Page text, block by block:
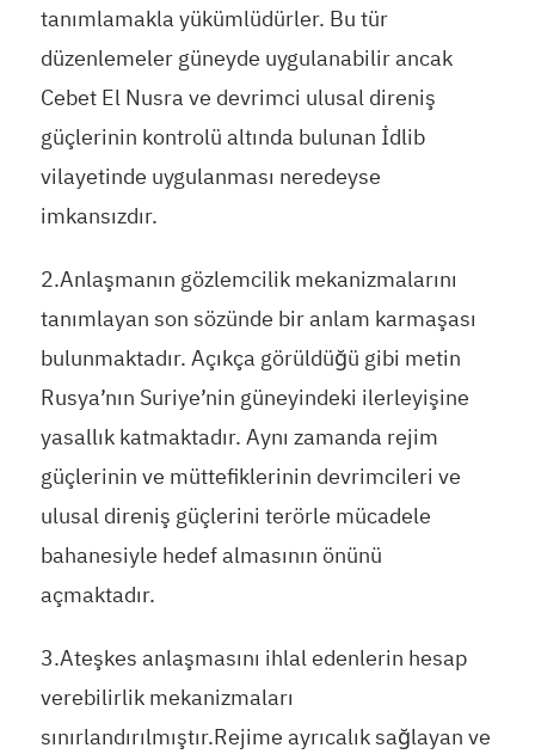
tanımlamakla yükümlüdürler. Bu tür
düzenlemeler güneyde uygulanabilir ancak
Cebet El Nusra ve devrimci ulusal direniş
güçlerinin kontrolü altında bulunan İdlib
vilayetinde uygulanması neredeyse
imkansızdır.
2.Anlaşmanın gözlemcilik mekanizmalarını
tanımlayan son sözünde bir anlam karmaşası
bulunmaktadır. Açıkça görüldüğü gibi metin
Rusya’nın Suriye’nin güneyindeki ilerleyişine
yasallık katmaktadır. Aynı zamanda rejim
güçlerinin ve müttefiklerinin devrimcileri ve
ulusal direniş güçlerini terörle mücadele
bahanesiyle hedef almasının önünü
açmaktadır.
3.Ateşkes anlaşmasını ihlal edenlerin hesap
verebilirlik mekanizmaları
sınırlandırılmıştır.Rejime ayrıcalık sağlayan ve